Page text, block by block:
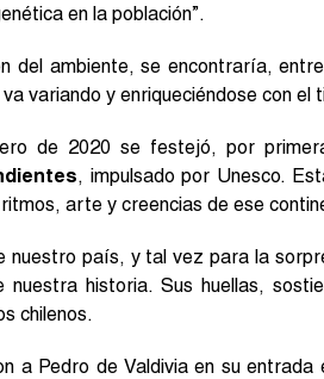
en la población”.
del ambiente, se encontraría,
variando y enriqueciéndose con el
de 2020 se festejó, por
, impulsado por Unesco.
arte y creencias de ese
nuestro país, y tal vez para la
nuestra historia. Sus huellas,
chilenos.
a Pedro de Valdivia en su